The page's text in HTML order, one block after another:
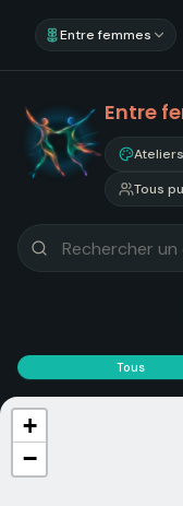
Entre femmes
Entre
Ateliers
Tous
Tous
+
−